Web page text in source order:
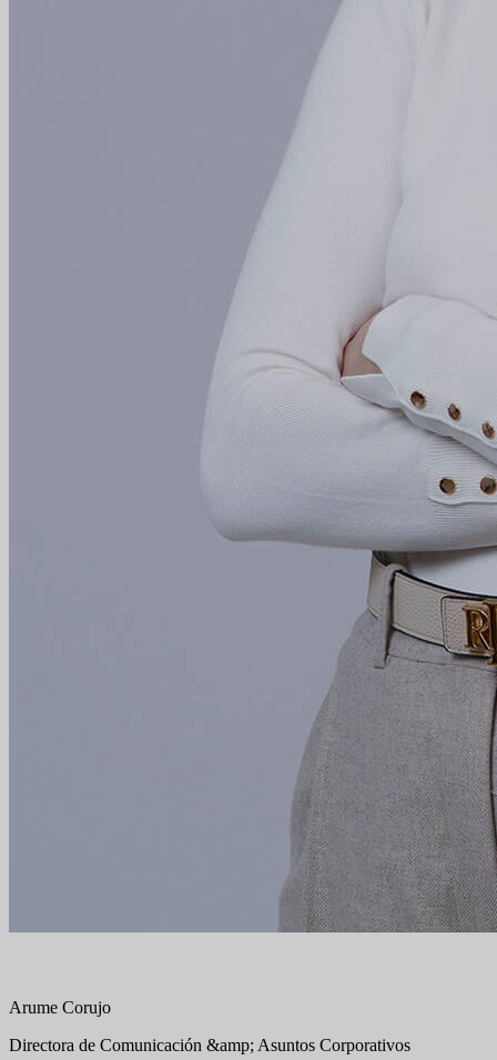
Arume Corujo
Directora de Comunicación &amp; Asuntos Corporativos